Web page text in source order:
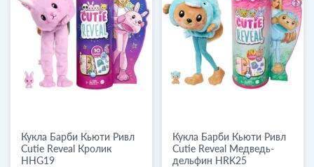
Кукла Барби Кьюти Ривл
Cutie Reveal Кролик
HHG19
Кукла Барби Кьюти Ривл
Cutie Reveal Медведь-
дельфин HRK25